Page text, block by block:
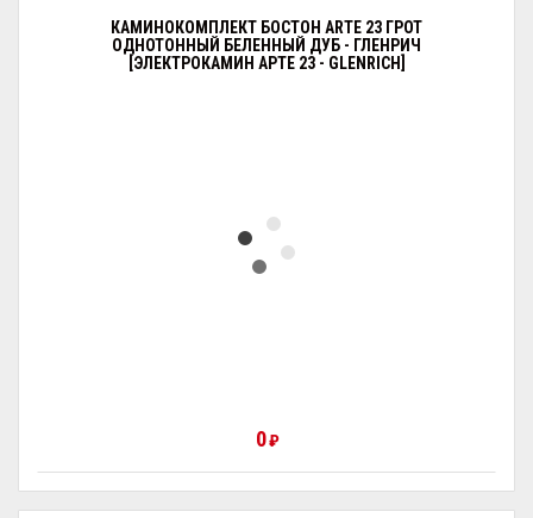
КАМИНОКОМПЛЕКТ БОСТОН ARTE 23 ГРОТ
ОДНОТОННЫЙ БЕЛЕННЫЙ ДУБ - ГЛЕНРИЧ
[ЭЛЕКТРОКАМИН АРТЕ 23 - GLENRICH]
0₽